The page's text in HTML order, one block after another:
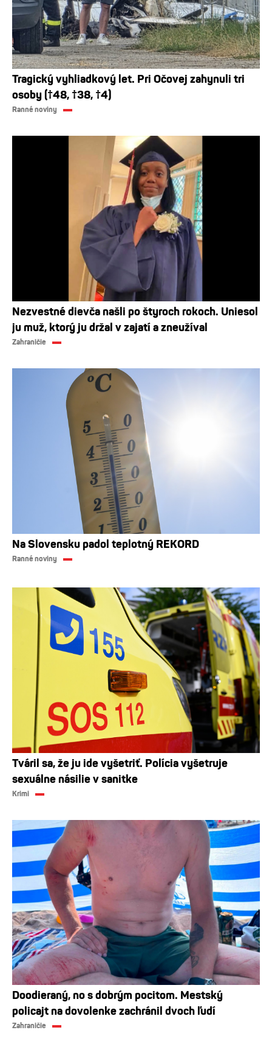
Tragický vyhliadkový let. Pri Očovej zahynuli tri
osoby (†48, †38, †4)
Ranné noviny
Nezvestné dievča našli po štyroch rokoch. Uniesol
ju muž, ktorý ju držal v zajatí a zneužíval
Zahraničie
Na Slovensku padol teplotný REKORD
Ranné noviny
Tváril sa, že ju ide vyšetriť. Polícia vyšetruje
sexuálne násilie v sanitke
Krimi
Doodieraný, no s dobrým pocitom. Mestský
policajt na dovolenke zachránil dvoch ľudí
Zahraničie